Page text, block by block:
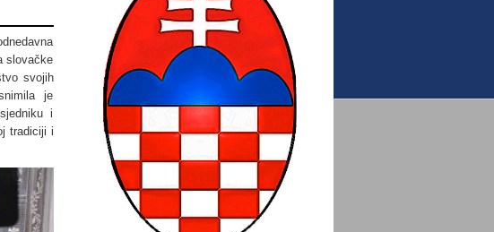
slovačke
svojih
je
i
tradiciji i